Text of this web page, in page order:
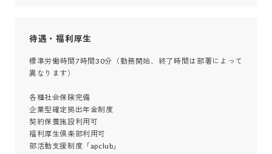
待遇・福利厚生
標準労働時間7時間30分（勤務開始、終了時間は部署によって
異なります）
各種社会保険完備
企業型確定拠出年金制度
契約保養施設利用可
福利厚生倶楽部利用可
部活動支援制度「apclub」